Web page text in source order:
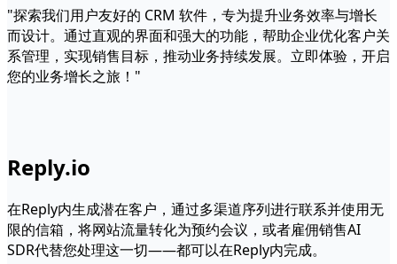
"探索我们用户友好的 CRM 软件，专为提升业务效率与增长
而设计。通过直观的界面和强大的功能，帮助企业优化客户关
系管理，实现销售目标，推动业务持续发展。立即体验，开启
您的业务增长之旅！"
Reply.io
在Reply内生成潜在客户，通过多渠道序列进行联系并使用无
限的信箱，将网站流量转化为预约会议，或者雇佣销售AI
SDR代替您处理这一切——都可以在Reply内完成。